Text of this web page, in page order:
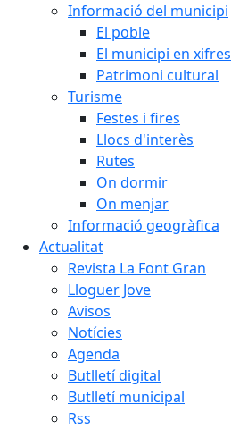
Informació del municipi
El poble
El municipi en xifres
Patrimoni cultural
Turisme
Festes i fires
Llocs d'interès
Rutes
On dormir
On menjar
Informació geogràfica
Actualitat
Revista La Font Gran
Lloguer Jove
Avisos
Notícies
Agenda
Butlletí digital
Butlletí municipal
Rss